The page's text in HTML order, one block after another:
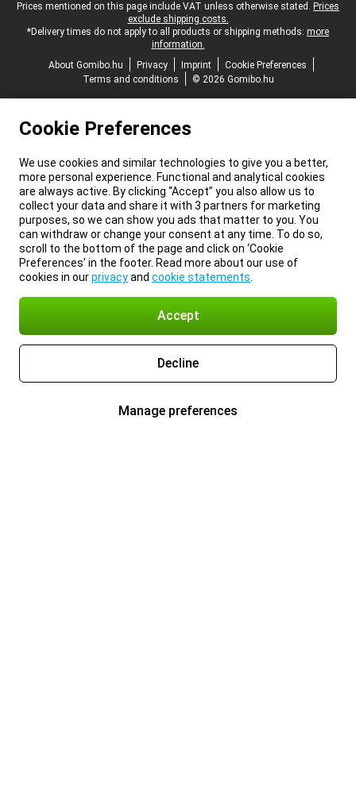
Legal footer
Prices mentioned on this page include VAT unless otherwise stated. Prices
exclude shipping costs.
*Delivery times do not apply to all products or shipping methods: more
information.
About Gomibo.hu
Privacy Imprint
Cookie Preferences
Terms and conditions
© 2026 Gomibo.hu
Cookie Preferences
We use cookies and similar technologies to give you a better,
more personal experience. Functional and analytical cookies
are always active. By clicking “Accept” you also allow us to
collect your data and share it with 3 partners for marketing
purposes, so we can show you ads that matter to you. You
can withdraw or change your consent at any time. To do so,
scroll to the bottom of the page and click on ‘Cookie
Preferences’ in the footer. Read more about our use of
cookies in ourprivacyand cookie statements
Accept
Decline
Manage preferences